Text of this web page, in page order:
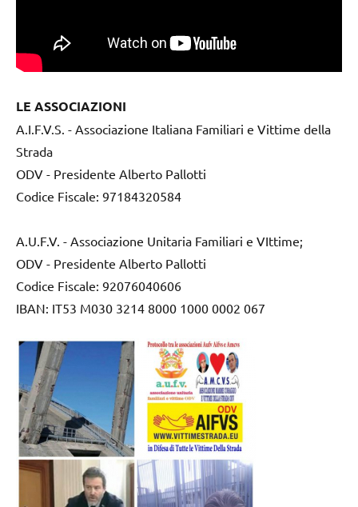
LE ASSOCIAZIONI
A.I.F.V.S. - Associazione Italiana Familiari e Vittime della
Strada
ODV - Presidente Alberto Pallotti
Codice Fiscale: 97184320584
A.U.F.V. - Associazione Unitaria Familiari e VIttime;
ODV - Presidente Alberto Pallotti
Codice Fiscale: 92076040606
IBAN: IT53 M030 3214 8000 1000 0002 067